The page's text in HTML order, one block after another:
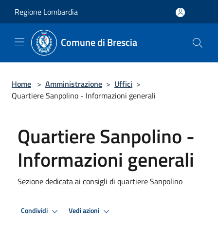
Regione Lombardia
Comune di Brescia
Home > Amministrazione > Uffici >
Quartiere Sanpolino - Informazioni generali
Quartiere Sanpolino -
Informazioni generali
Sezione dedicata ai consigli di quartiere Sanpolino
Condividi Vedi azioni